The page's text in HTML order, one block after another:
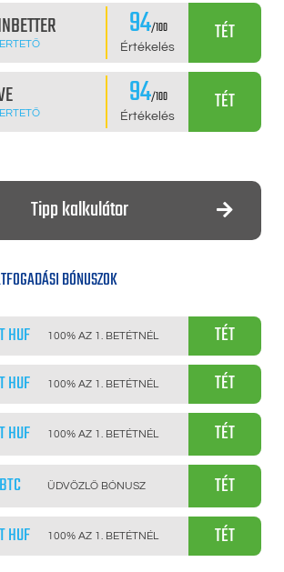
94/100
Értékelés
TÉT
94/100
Értékelés
TÉT
Tipp kalkulátor
BÓNUSZOK
HUF 100% AZ 1. BETÉTNÉL TÉT
HUF 100% AZ 1. BETÉTNÉL TÉT
HUF 100% AZ 1. BETÉTNÉL TÉT
ÜDVÖZLŐ BÓNUSZ TÉT
HUF 100% AZ 1. BETÉTNÉL TÉT